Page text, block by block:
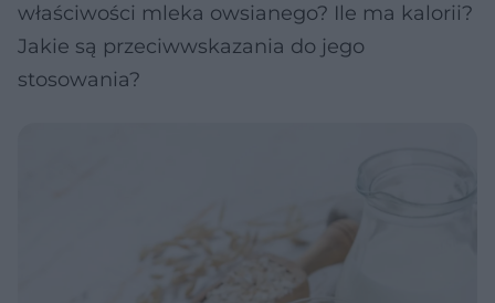
właściwości mleka owsianego? Ile ma kalorii?
Jakie są przeciwwskazania do jego
stosowania?